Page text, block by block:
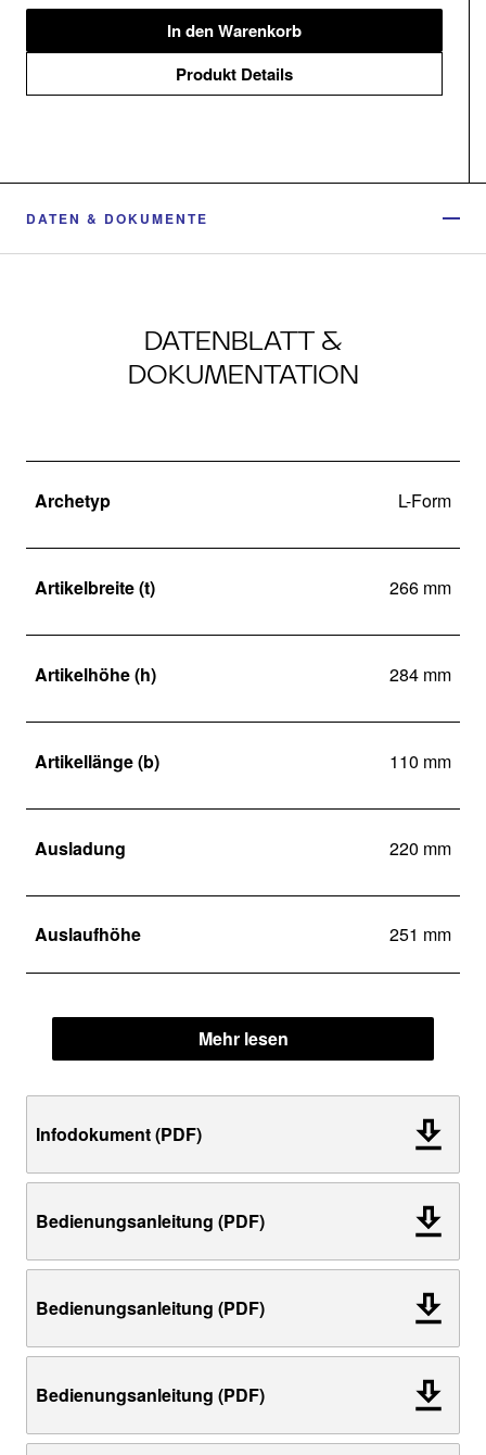
In den Warenkorb
Produkt Details
DATEN & DOKUMENTE
DATENBLATT &
DOKUMENTATION
Archetyp L-Form
Artikelbreite (t) 266 mm
Artikelhöhe (h) 284 mm
Artikellänge (b) 110 mm
Ausladung 220 mm
Auslaufhöhe 251 mm
Mehr lesen
Infodokument (PDF)
Bedienungsanleitung (PDF)
Bedienungsanleitung (PDF)
Bedienungsanleitung (PDF)